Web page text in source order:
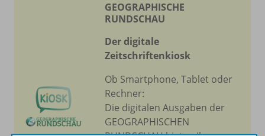
GEOGRAPHISCHE
RUNDSCHAU
Der digitale
Zeitschriftenkiosk
Ob Smartphone, Tablet oder
Rechner:
Die digitalen Ausgaben der
GEOGRAPHISCHEN